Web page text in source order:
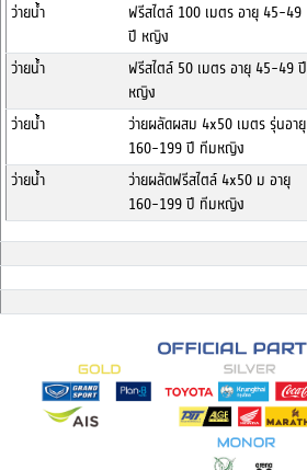
ว่ายน้ำ
ฟรีสไตล์ 100 เมตร อายุ 45-49
ปี หญิง
ว่ายน้ำ
ฟรีสไตล์ 50 เมตร อายุ 45-49 ปี
หญิง
ว่ายน้ำ
ว่ายผลัดผสม 4x50 เมตร รุ่นอายุ
160-199 ปี ทีมหญิง
ว่ายน้ำ
ว่ายผลัดฟรีสไตล์ 4x50 ม อายุ
160-199 ปี ทีมหญิง